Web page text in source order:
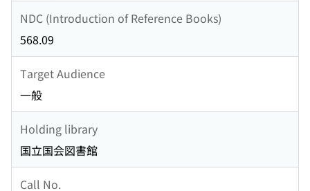
NDC (Introduction of Reference Books)
568.09
Target Audience
一般
Holding library
国立国会図書館
Call No.